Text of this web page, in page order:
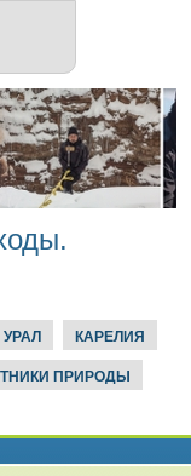
УРАЛ КАРЕЛИЯ
ПРИРОДЫ